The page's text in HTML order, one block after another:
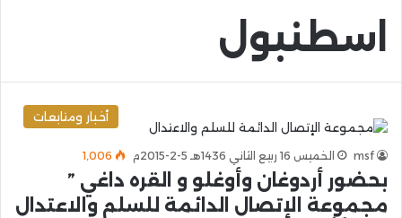
اسطنبول
أخبار ومتابعات
msf الخميس 16 ربيع الثاني 1436هـ 5-2-2015م 1٬006
بحضور أردوغان وأوغلو و القره داغي ”
مجموعة الإتصال الدائمة للسلم والاعتدال